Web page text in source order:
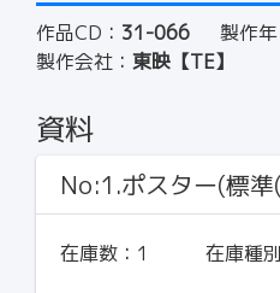
作品CD： 31-066 製作年
製作会社： 東映【TE】
資料
No:1.ポスター(標
在庫数： 1 在庫種